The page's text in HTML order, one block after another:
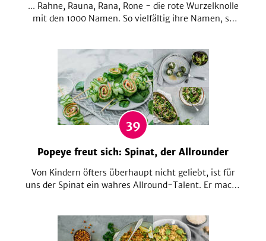
... Rahne, Rauna, Rana, Rone - die rote Wurzelknolle
mit den 1000 Namen. So vielfältig ihre Namen, so
wunderschönes Rot. Hol dir eine Extraportion Farbe
für deinen Teller mit diesen Rezepten!
39
Popeye freut sich: Spinat, der Allrounder
Von Kindern öfters überhaupt nicht geliebt, ist für
uns der Spinat ein wahres Allround-Talent. Er macht
verarbeitet als Puffer. Wir lieben die grünen Blätter!